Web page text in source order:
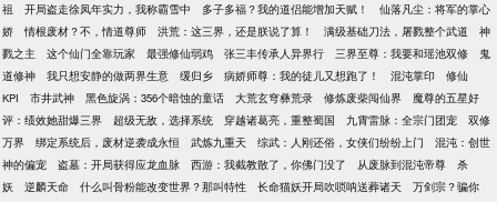
祖
开局盗走徐凤年实力，我称霸雪中 多子多福？我的道侣能增加天赋！
仙落凡尘：将军的掌心
娇
情根废材？不，情道尊师 洪荒：这三界，还是朕说了算！ 满级基础刀法，屠戮整个武道
神
戮之主
这个仙门全靠玩家 最强修仙弱鸡 张三丰传承人异界行 三界至尊：我要和瑶池双修
鬼
道修神
我只想安静的做两界生意 缓归乡 病娇师尊：我的徒儿又想跑了！ 混沌掌印
修仙
KPI
市井武神 黑色旋涡：356个暗蚀的童话 大荒玄穹彝荒录 修炼废柴闯仙界
魔尊的五星好
评：绩效她甜爆三界
超级无敌，选择系统 穿越诸葛亮，重整蜀国 九霄雷脉：全宗门团宠
双修
万界
绑定系统后，废材逆袭成永恒 武炼九重天 综武：人刚还俗，女侠们纷纷上门
混沌：创世
神的偏宠
盗墓：开局获得应龙血脉 西游：我截教散了，你佛门没了 从废脉到混沌帝尊
杀
妖
逆麟天命 什么叫骨粉能改变世界？那叫特性 长命猫妖开局吹唢呐送葬诸天
万剑宗？骗你